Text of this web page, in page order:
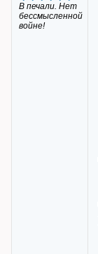
В печали. Нет
бессмысленной
войне!